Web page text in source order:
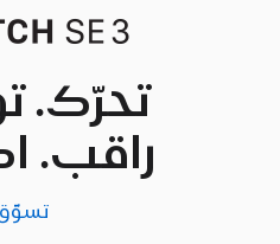
تحرّك.
راقب.